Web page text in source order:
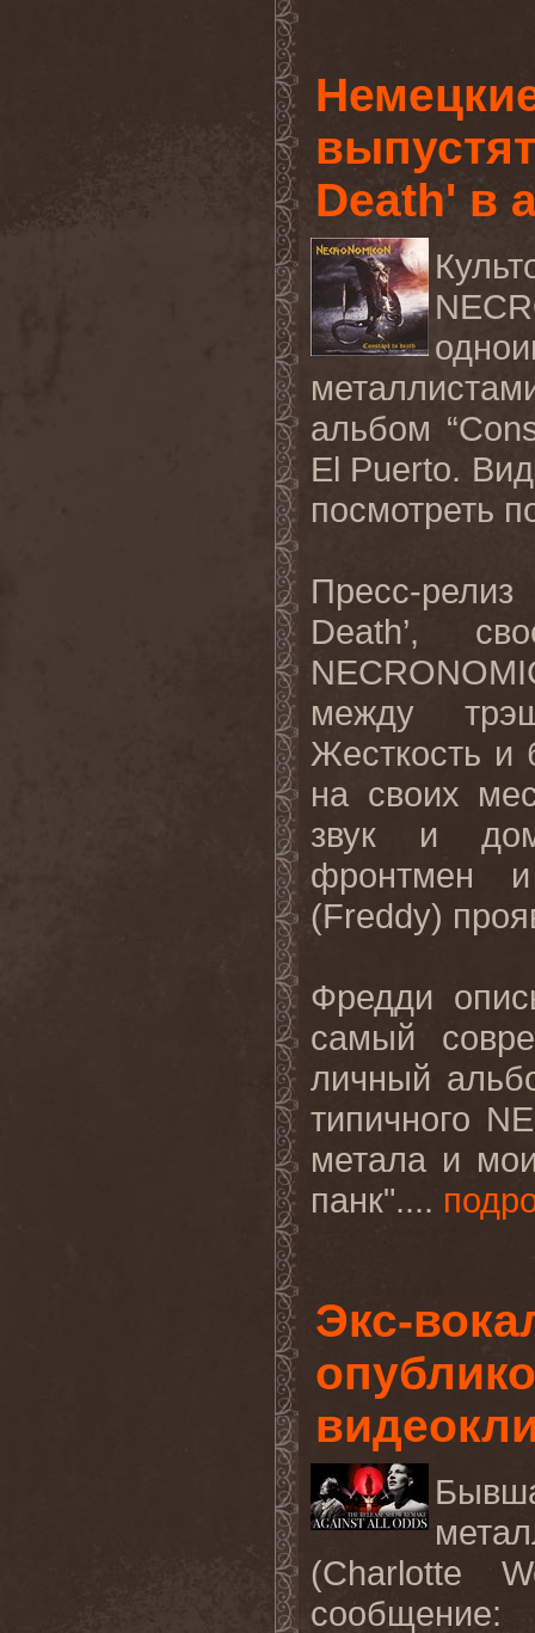
Death' в
альбом “
El Puerto.
посмотреть
Пресс-релиз
Death’,
между
Жесткость и
на своих
звук и
фронтмен
(Freddy)
Фредди
самый
личный
типичного
метала и
панк"....
Экс-
(Charlotte
сообщение: